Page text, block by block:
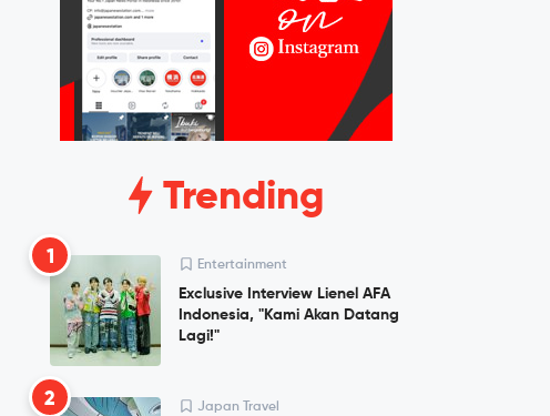
Trending
1 Entertainment
Exclusive Interview Lienel AFA
Indonesia, "Kami Akan Datang
Lagi!"
2 Japan Travel